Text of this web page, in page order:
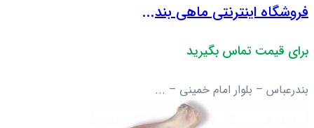
فروشگاه اینترنتی ماهی بند...
برای قیمت تماس بگیرید
بندرعباس – بلوار امام خمینی – ...